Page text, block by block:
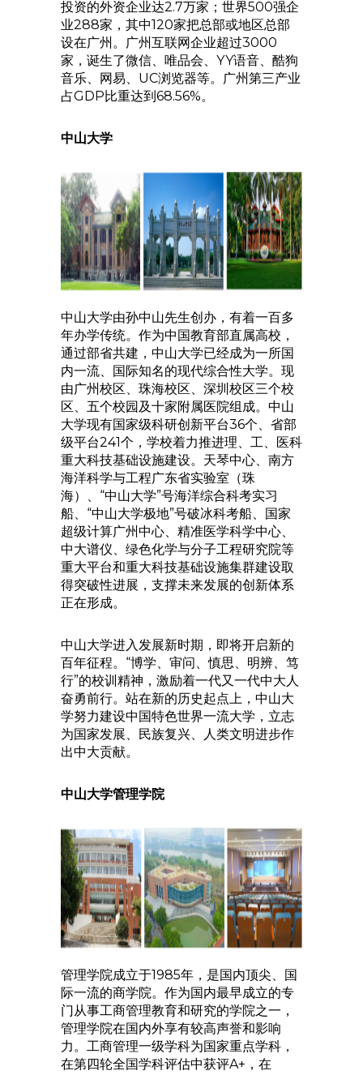
投资的外资企业达2.7万家；世界500强企
业288家，其中120家把总部或地区总部
设在广州。广州互联网企业超过3000
家，诞生了微信、唯品会、YY语音、酷狗
音乐、网易、UC浏览器等。广州第三产业
占GDP比重达到68.56%。
中山大学
中山大学由孙中山先生创办，有着一百多
年办学传统。作为中国教育部直属高校，
通过部省共建，中山大学已经成为一所国
内一流、国际知名的现代综合性大学。现
由广州校区、珠海校区、深圳校区三个校
区、五个校园及十家附属医院组成。中山
大学现有国家级科研创新平台36个、省部
级平台241个，学校着力推进理、工、医科
重大科技基础设施建设。天琴中心、南方
海洋科学与工程广东省实验室（珠
海）、“中山大学”号海洋综合科考实习
船、“中山大学极地”号破冰科考船、国家
超级计算广州中心、精准医学科学中心、
中大谱仪、绿色化学与分子工程研究院等
重大平台和重大科技基础设施集群建设取
得突破性进展，支撑未来发展的创新体系
正在形成。
中山大学进入发展新时期，即将开启新的
百年征程。“博学、审问、慎思、明辨、笃
行”的校训精神，激励着一代又一代中大人
奋勇前行。站在新的历史起点上，中山大
学努力建设中国特色世界一流大学，立志
为国家发展、民族复兴、人类文明进步作
出中大贡献。
中山大学管理学院
管理学院成立于1985年，是国内顶尖、国
际一流的商学院。作为国内最早成立的专
门从事工商管理教育和研究的学院之一，
管理学院在国内外享有较高声誉和影响
力。工商管理一级学科为国家重点学科，
在第四轮全国学科评估中获评A+，在